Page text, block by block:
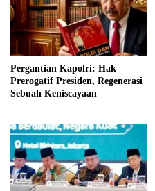
Pergantian Kapolri: Hak
Prerogatif Presiden, Regenerasi
Sebuah Keniscayaan